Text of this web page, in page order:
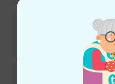
PAR
Sofort lieferbar
Chauvet DJ
27